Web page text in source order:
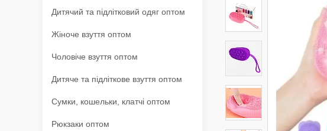
Дитячий та підлітковий одяг оптом
Жіноче взуття оптом
Чоловіче взуття оптом
Дитяче та підліткове взуття оптом
Сумки, кошельки, клатчі оптом
Рюкзаки оптом